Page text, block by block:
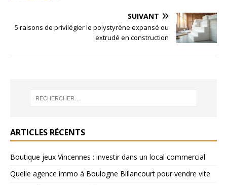
SUIVANT
5 raisons de privilégier le polystyrène expansé ou
extrudé en construction
ARTICLES RÉCENTS
Boutique jeux Vincennes : investir dans un local commercial
Quelle agence immo à Boulogne Billancourt pour vendre vite